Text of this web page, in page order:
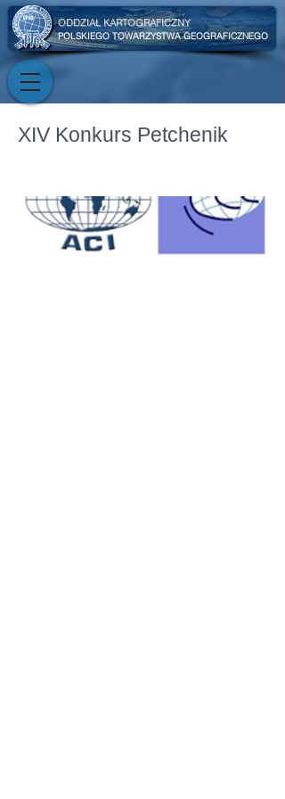
ODDZIAŁ KARTOGRAFICZNY
POLSKIEGO TOWARZYSTWA GEOGRAFICZNEGO
XIV Konkurs Petchenik